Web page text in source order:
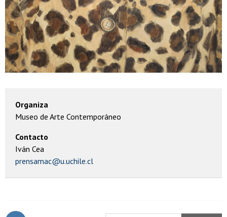
Organiza
Museo de Arte Contemporáneo
Contacto
Iván Cea
prensamac@u.uchile.cl